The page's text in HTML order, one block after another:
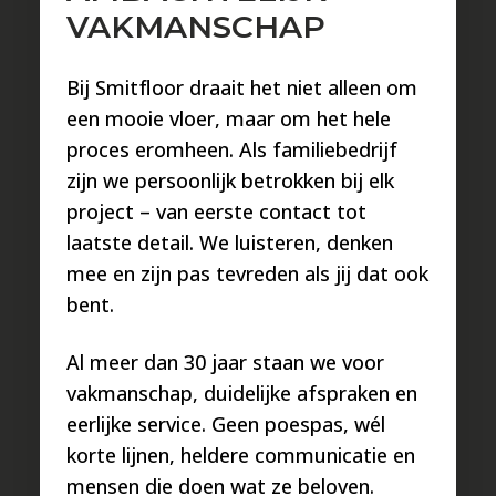
ONDERHOUD VAN EEN BETON
CIRÉ GIETVLOER
Een Beton Ciré Gietvloer is zeer
onderhoudsvriendelijk dankzij het
vloeistofdichte oppervlak, waardoor vuil
moeilijk hecht. Voor dagelijks Beton
gietvloer onderhoud volstaat het dweilen
met lauw water, maar gebruik geen
schuursponsjes, schuurmiddelen of agressieve
schoonmaakmiddelen zoals bleek of chloor.
Om de levensduur van de gietvloer te
verlengen, is het verstandig een goede
inloopmat te plaatsen en meubels te voorzien
van krasbestendige doppen. Dankzij de
VAKMANSCHAP
Bij Smitfloor draait het niet alleen om
een mooie vloer, maar om het hele
proces eromheen. Als familiebedrijf
zijn we persoonlijk betrokken bij elk
project – van eerste contact tot
laatste detail. We luisteren, denken
mee en zijn pas tevreden als jij dat ook
bent.
Al meer dan 30 jaar staan we voor
vakmanschap, duidelijke afspraken en
eerlijke service. Geen poespas, wél
korte lijnen, heldere communicatie en
mensen die doen wat ze beloven.